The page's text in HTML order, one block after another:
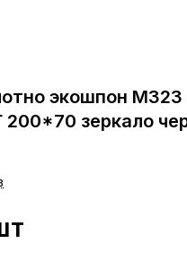
экошпон М323
200*70 зеркало